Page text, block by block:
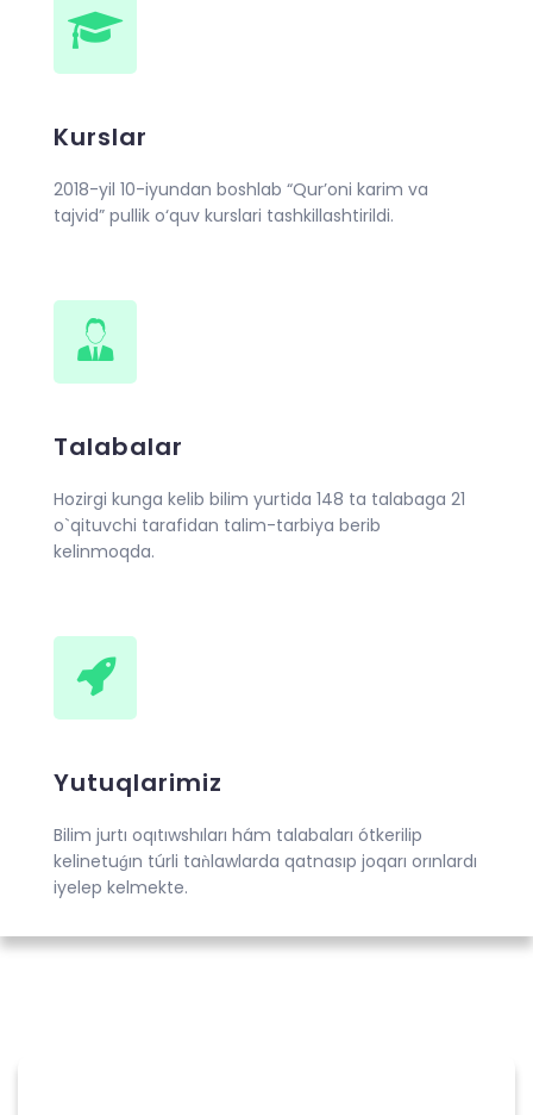
Kurslar
2018-yil 10-iyundan boshlab “Qur’oni karim va
tajvid” pullik o‘quv kurslari tashkillashtirildi.
Talabalar
Hozirgi kunga kelib bilim yurtida 148 ta talabaga 21
o`qituvchi tarafidan talim-tarbiya berib
kelinmoqda.
Yutuqlarimiz
Bilim jurtı oqıtıwshıları hám talabaları ótkerilip
kelinetuǵın túrli taǹlawlarda qatnasıp joqarı orınlardı
iyelep kelmekte.